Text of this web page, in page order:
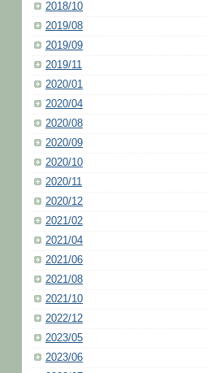
2018/10
2019/08
2019/09
2019/11
2020/01
2020/04
2020/08
2020/09
2020/10
2020/11
2020/12
2021/02
2021/04
2021/06
2021/08
2021/10
2022/12
2023/05
2023/06